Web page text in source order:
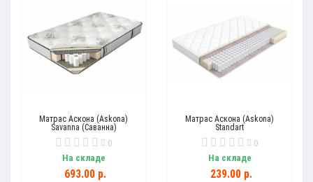
Матрас Аскона (Askona)
Savanna (Саванна)
0
На складе
693.00 р.
Матрас Аскона (Askona)
Standart
0
На складе
239.00 р.